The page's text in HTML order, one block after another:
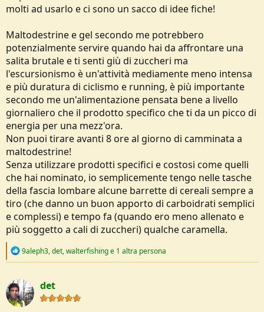
molti ad usarlo e ci sono un sacco di idee fiche!
Maltodestrine e gel secondo me potrebbero
potenzialmente servire quando hai da affrontare una
salita brutale e ti senti giù di zuccheri ma
l'escursionismo è un'attività mediamente meno intensa
e più duratura di ciclismo e running, è più importante
secondo me un'alimentazione pensata bene a livello
giornaliero che il prodotto specifico che ti da un picco di
energia per una mezz'ora.
Non puoi tirare avanti 8 ore al giorno di camminata a
maltodestrine!
Senza utilizzare prodotti specifici e costosi come quelli
che hai nominato, io semplicemente tengo nelle tasche
della fascia lombare alcune barrette di cereali sempre a
tiro (che danno un buon apporto di carboidrati semplici
e complessi) e tempo fa (quando ero meno allenato e
più soggetto a cali di zuccheri) qualche caramella.
R
c
t
i
o
9aleph3,det,walterfishinge 1 altra persona
det